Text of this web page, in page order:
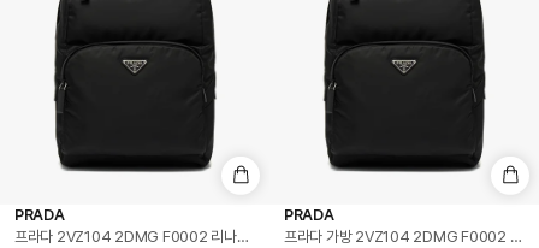
PRADA
프라다 2VZ104 2DMG F0002 리나일론 트라이앵글 로고 백팩
PRADA
프라다 가방 2VZ104 2DMG F0002 사피